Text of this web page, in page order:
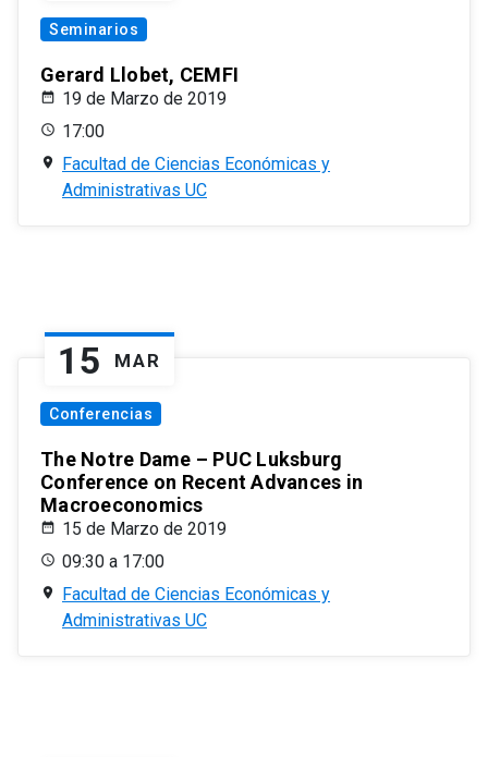
Seminarios
Gerard Llobet, CEMFI
19 de Marzo de 2019
17:00
Facultad de Ciencias Económicas y
Administrativas UC
15 MAR
Conferencias
The Notre Dame – PUC Luksburg
Conference on Recent Advances in
Macroeconomics
15 de Marzo de 2019
09:30 a 17:00
Facultad de Ciencias Económicas y
Administrativas UC